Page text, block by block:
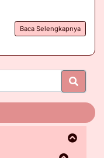
Baca Selengkapnya